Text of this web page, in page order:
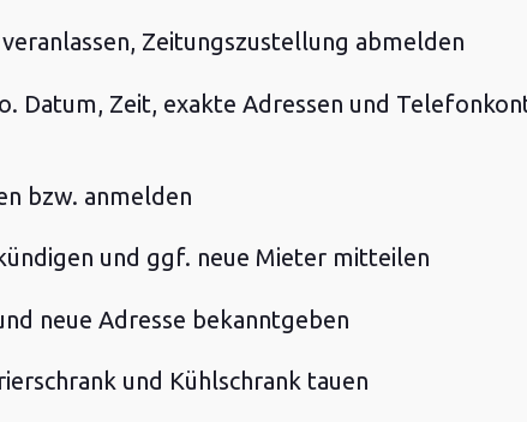
Zeitungszustellung abmelden
Datum, Zeit, exakte Adressen und
bzw. anmelden
und ggf. neue Mieter mitteilen
neue Adresse bekanntgeben
und Kühlschrank tauen